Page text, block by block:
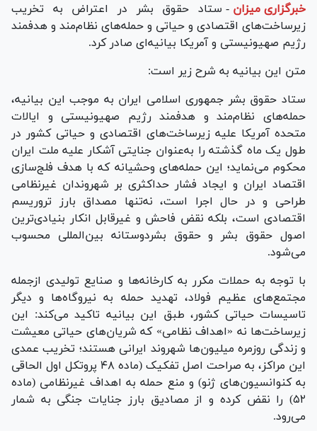
خبرگزاری میزان - ستاد حقوق بشر در اعتراض به تخریب
زیرساخت‌های اقتصادی و حیاتی و حمله‌های نظام‌مند و هدفمند
رژیم صهیونیستی و آمریکا بیانیه‌ای صادر کرد.
متن این بیانیه به شرح زیر است:
ستاد حقوق بشر جمهوری اسلامی ایران به موجب این بیانیه،
حمله‌های نظام‌مند و هدفمند رژیم صهیونیستی و ایالات
متحده آمریکا علیه زیرساخت‌های اقتصادی و حیاتی کشور در
طول یک ماه گذشته را به‌عنوان جنایتی آشکار علیه ملت ایران
محکوم می‌نماید؛ این حمله‌های وحشیانه که با هدف فلج‌سازی
اقتصاد ایران و ایجاد فشار حداکثری بر شهروندان غیرنظامی
طراحی و در حال اجرا است، نه‌تنها مصداق بارز تروریسم
اقتصادی است، بلکه نقض فاحش و غیرقابل انکار بنیادی‌ترین
اصول حقوق بشر و حقوق بشردوستانه بین‌المللی محسوب
می‌شود.
با توجه به حملات مکرر به کارخانه‌ها و صنایع تولیدی ازجمله
مجتمع‌های عظیم فولاد، تهدید حمله به نیروگاه‌ها و دیگر
تاسیسات حیاتی کشور، طبق این بیانیه تاکید می‌کند: این
زیرساخت‌ها نه «اهداف نظامی» که شریان‌های حیاتی معیشت
و زندگی روزمره میلیون‌ها شهروند ایرانی هستند؛ تخریب عمدی
این مراکز، به صراحت اصل تفکیک (ماده ۴۸ پروتکل اول الحاقی
به کنوانسیون‌های ژنو) و منع حمله به اهداف غیرنظامی (ماده
۵۲) را نقض کرده و از مصادیق بارز جنایات جنگی به شمار
می‌رود.